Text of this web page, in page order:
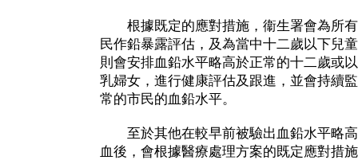
根據既定的應對措施，衞生署會為所有
民作鉛暴露評估，及為當中十二歲以下兒
則會安排血鉛水平略高於正常的十二歲或
乳婦女，進行健康評估及跟進，並會持續
常的市民的血鉛水平。
至於其他在較早前被驗出血鉛水平略高
血後，會根據醫療處理方案的既定應對措